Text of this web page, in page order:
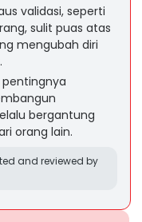
validasi, seperti
sulit puas atas
mengubah diri
bergantung
orang lain.
and reviewed by